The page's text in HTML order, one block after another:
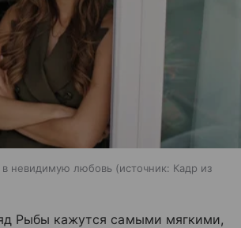
в невидимую любовь источник: Кадр из
Рыбы кажутся самыми мягкими,